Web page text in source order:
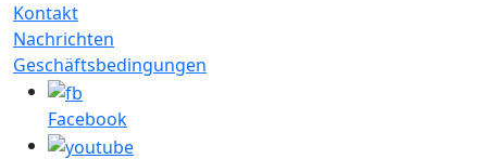
Kontakt
Nachrichten
Geschäftsbedingungen
Facebook